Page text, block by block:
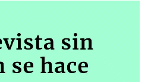
Marta Montero,
La frase de la madre de la joven